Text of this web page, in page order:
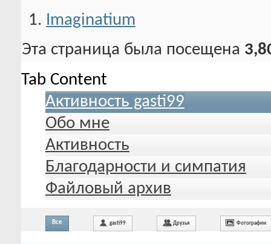
Imaginatium
Эта страница была посещена
Tab Content
Активность gasti99
Обо мне
Активность
Благодарности и симпатия
Файловый архив
Все gasti99 Друзья Фотографии